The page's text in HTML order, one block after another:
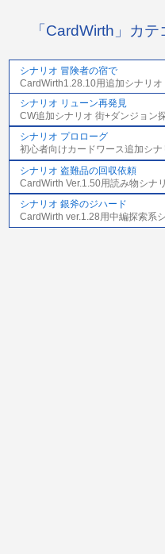
「CardWirth」カ
シナリオ 冒険者の宿で
CardWirth1.28.10用追加シナリオ
シナリオ リューン再発見
CW追加シナリオ 街+ダンジョン
シナリオ プロローグ
初心者向けカードワース追加シナ
シナリオ 盗難品の回収依頼
CardWirth Ver.1.50用読み物シナ
シナリオ 銀斧のジハード
CardWirth ver.1.28用中編探索系